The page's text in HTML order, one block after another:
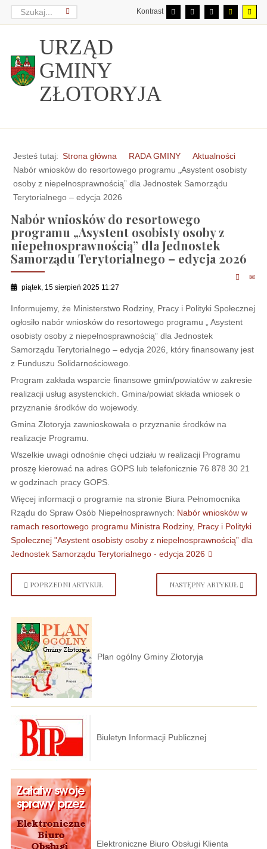
Kontrast
URZĄD
GMINY
ZŁOTORYJA
Jesteś tutaj: Strona główna RADA GMINY
Aktualności
Nabór wniosków do resortowego programu „Asystent osobisty
osoby z niepełnosprawnością” dla Jednostek Samorządu
Terytorialnego – edycja 2026
Nabór wniosków do resortowego
programu „Asystent osobisty osoby z
niepełnosprawnością” dla Jednostek
Samorządu Terytorialnego – edycja 2026
piątek, 15 sierpień 2025 11:27
Informujemy, że Ministerstwo Rodziny, Pracy i Polityki Społecznej
ogłosiło nabór wniosków do resortowego programu „ Asystent
osobisty osoby z niepełnosprawnością” dla Jednostek
Samorządu Terytorialnego – edycja 2026, który finansowany jest
z Funduszu Solidarnościowego.
Program zakłada wsparcie finansowe gmin/powiatów w zakresie
realizacji usług asystenckich. Gmina/powiat składa wniosek o
przyznanie środków do wojewody.
Gmina Złotoryja zawnioskowała o przyznanie środków na
realizacje Programu.
Wszelkie uwagi odnośnie chęci udziału w realizacji Programu
proszę kierować na adres GOPS lub telefonicznie 76 878 30 21
w godzinach pracy GOPS.
Więcej informacji o programie na stronie Biura Pełnomocnika
Rządu do Spraw Osób Niepełnosprawnych: Nabór wniosków w
ramach resortowego programu Ministra Rodziny, Pracy i Polityki
Społecznej "Asystent osobisty osoby z niepełnosprawnością” dla
Jednostek Samorządu Terytorialnego - edycja 2026
POPRZEDNI ARTYKUŁ NASTĘPNY ARTYKUŁ
Plan ogólny Gminy Złotoryja
Biuletyn Informacji Publicznej
Elektroniczne Biuro Obsługi Klienta